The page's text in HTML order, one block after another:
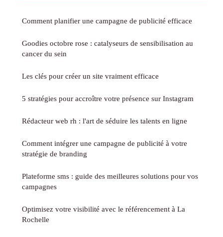
Comment planifier une campagne de publicité efficace
Goodies octobre rose : catalyseurs de sensibilisation au
cancer du sein
Les clés pour créer un site vraiment efficace
5 stratégies pour accroître votre présence sur Instagram
Rédacteur web rh : l'art de séduire les talents en ligne
Comment intégrer une campagne de publicité à votre
stratégie de branding
Plateforme sms : guide des meilleures solutions pour vos
campagnes
Optimisez votre visibilité avec le référencement à La
Rochelle